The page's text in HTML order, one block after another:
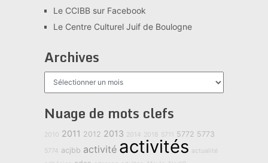
Le CCIBB sur Facebook
Le Centre Culturel Juif de Boulogne
Archives
Archives
Nuage de mots clefs
2010 2011 2012 2013 2014 2018 5711 5772 5773
5774 acjbb activité activités actualité